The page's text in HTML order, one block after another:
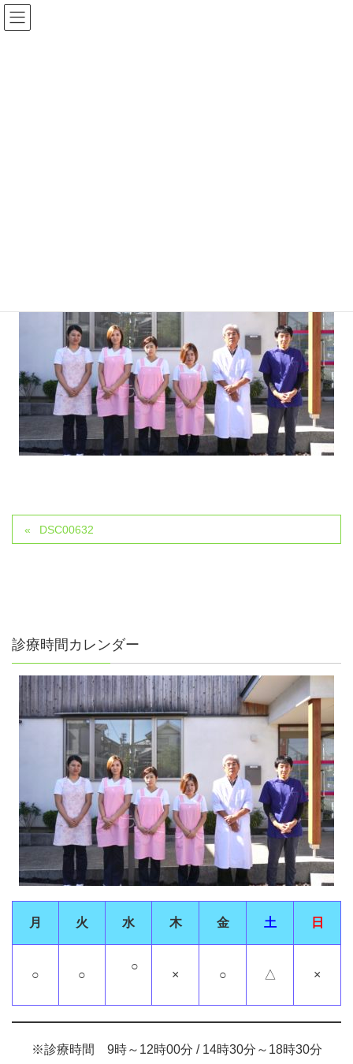
DSC00632
診療時間カレンダー
月 火 水 木 金 土 日
○ ○
○
× ○ △ ×
※診療時間 9時～12時00分 / 14時30分～18時30分